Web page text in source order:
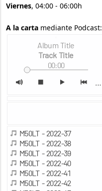
Viernes, 04:00 - 06:00h
A la cartamediante Podcast: